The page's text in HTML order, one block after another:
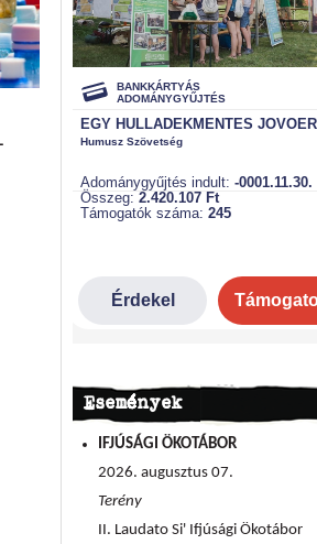
Események
IFJÚSÁGI ÖKOTÁBOR
2026. augusztus 07.
Terény
II. Laudato Si' Ifjúsági Ökotábor